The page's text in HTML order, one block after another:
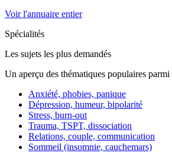
Voir l'annuaire entier
Spécialités
Les sujets les plus demandés
Un aperçu des thématiques populaires parmi
Anxiété, phobies, panique
Dépression, humeur, bipolarité
Stress, burn-out
Trauma, TSPT, dissociation
Relations, couple, communication
Sommeil (insomnie, cauchemars)